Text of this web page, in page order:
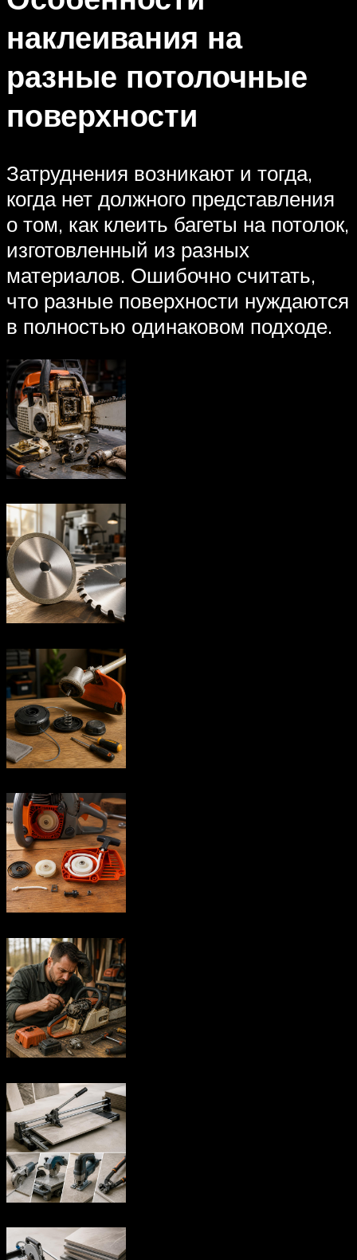
наклеивания на
разные потолочные
поверхности
Затруднения возникают и тогда,
когда нет должного представления
о том, как клеить багеты на потолок,
изготовленный из разных
материалов. Ошибочно считать,
что разные поверхности нуждаются
в полностью одинаковом подходе.